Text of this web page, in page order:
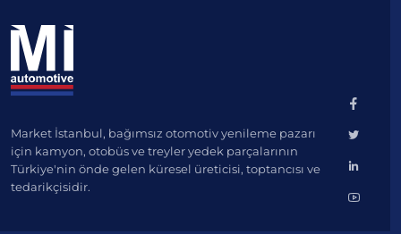
Market İstanbul, bağımsız otomotiv yenileme pazarı
için kamyon, otobüs ve treyler yedek parçalarının
Türkiye'nin önde gelen küresel üreticisi, toptancısı ve
tedarikçisidir.